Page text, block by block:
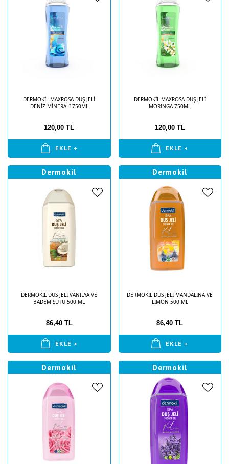
DERMOKİL MAXROSA DUŞ JELİ
DENİZ MİNERALİ 750ML
120,00 TL
EKLE +
DERMOKİL MAXROSA DUŞ JELİ
MORINGA 750ML
120,00 TL
EKLE +
Dermokil
DERMOKIL DUS JELI VANILYA VE
BADEM SUTU 500 ML
86,40 TL
EKLE +
Dermokil
DERMOKIL DUS JELI MANDALINA VE
LIMON 500 ML
86,40 TL
EKLE +
Dermokil Dermokil